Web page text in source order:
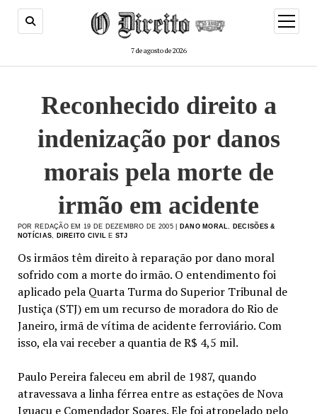
7 de agosto de 2026
menu
de
Reconhecido direito a
indenização por danos
morais pela morte de
irmão em acidente
POR REDAÇÃO EM 19 DE DEZEMBRO DE 2005 | DANO MORAL
DECISÕES &
NOTÍCIAS
DIREITO CIVIL E STJ
Os irmãos têm direito à reparação por dano moral
sofrido com a morte do irmão. O entendimento foi
aplicado pela Quarta Turma do Superior Tribunal de
Justiça (STJ) em um recurso de moradora do Rio de
Janeiro, irmã de vítima de acidente ferroviário. Com
isso, ela vai receber a quantia de R$ 4,5 mil.
Paulo Pereira faleceu em abril de 1987, quando
atravessava a linha férrea entre as estações de Nova
Iguaçu e Comendador Soares. Ele foi atropelado pelo